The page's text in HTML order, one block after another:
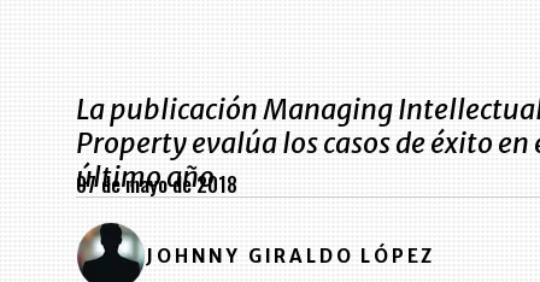
La publicación Managing
Property evalúa los casos de éxito en
último año
07 de mayo de 2018
JOHNNY GIRALDO LÓPEZ